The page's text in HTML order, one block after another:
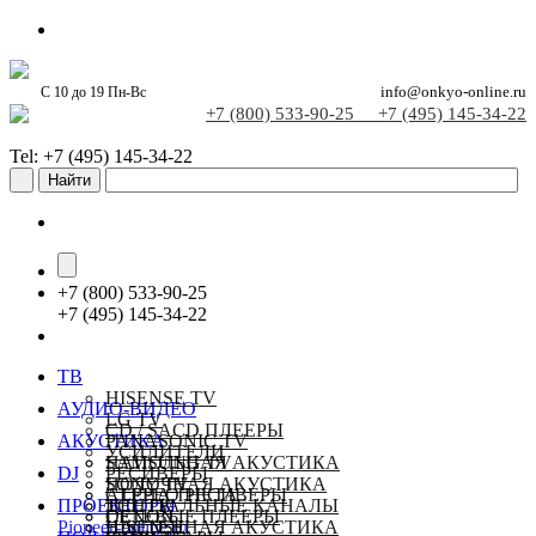
С 10 до 19 Пн-Вс info@onkyo-online.ru
+7 (800) 533-90-25 +7 (495) 145-34-22
Tel: +7 (495) 145-34-22
+7 (800) 533-90-25
+7 (495) 145-34-22
ТВ
HISENSE TV
LG TV
PANASONIC TV
SAMSUNG TV
SONY TV
TCL TV
Pioneer-online.ru
АУДИО-ВИДЕО
CD / SACD ПЛЕЕРЫ
УСИЛИТЕЛИ
РЕСИВЕРЫ
СТЕРЕО РЕСИВЕРЫ
СЕТЕВЫЕ ПЛЕЕРЫ
АКУСТИКА
НАПОЛЬНАЯ АКУСТИКА
ПОЛОЧНАЯ АКУСТИКА
ЦЕНТРАЛЬНЫЕ КАНАЛЫ
НАСТЕННАЯ АКУСТИКА
DJ
ALPHA THETA
DENON
ПРОЕКТОРЫ
HISENSE